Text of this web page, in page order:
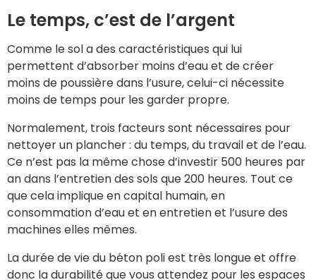
Le temps, c’est de l’argent
Comme le sol a des caractéristiques qui lui
permettent d’absorber moins d’eau et de créer
moins de poussière dans l’usure, celui-ci nécessite
moins de temps pour les garder propre.
Normalement, trois facteurs sont nécessaires pour
nettoyer un plancher : du temps, du travail et de l’eau.
Ce n’est pas la même chose d’investir 500 heures par
an dans l’entretien des sols que 200 heures. Tout ce
que cela implique en capital humain, en
consommation d’eau et en entretien et l’usure des
machines elles mêmes.
La durée de vie du béton poli est très longue et offre
donc la durabilité que vous attendez pour les espaces